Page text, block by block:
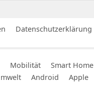
Datenschutzerklärung
Mobilität Smart Home
Android Apple